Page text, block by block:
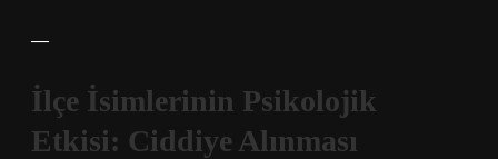
—
İlçe İsimlerinin Psikolojik
Etkisi: Ciddiye Alınması